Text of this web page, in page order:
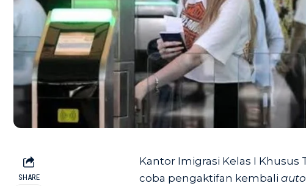
SHARE
Kantor Imigrasi Kelas I Khusus
coba pengaktifan kembali